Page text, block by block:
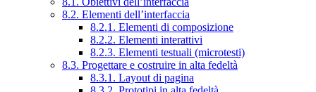
8.2. Elementi dell’interfaccia
8.2.1. Elementi di composizione
8.2.2. Elementi interattivi
8.2.3. Elementi testuali (microtesti)
8.3. Progettare e costruire in alta fedeltà
8.3.1. Layout di pagina